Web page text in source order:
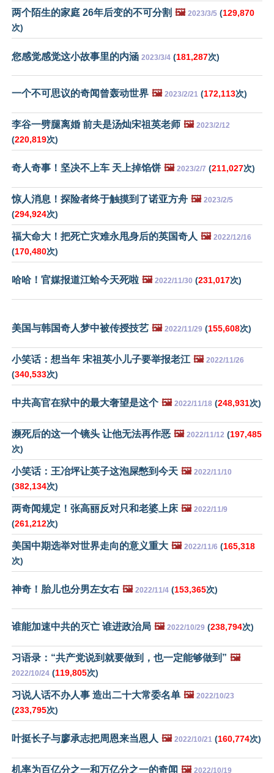
两个陌生的家庭 26年后变的不可分割 🖼️ 2023/3/5 (129,870
次)
您感觉感觉这小故事里的内涵 2023/3/4 (181,287次)
一个不可思议的奇闻曾轰动世界 🖼️ 2023/2/21 (172,113次)
李谷一劈腿离婚 前夫是汤灿宋祖英老师 🖼️ 2023/2/12
(220,819次)
奇人奇事！坚决不上车 天上掉馅饼 🖼️ 2023/2/7 (211,027次)
惊人消息！探险者终于触摸到了诺亚方舟 🖼️ 2023/2/5
(294,924次)
福大命大！把死亡灾难永甩身后的英国奇人 🖼️ 2022/12/16
(170,480次)
哈哈！官媒报道江蛤今天死啦 🖼️ 2022/11/30 (231,017次)
美国与韩国奇人梦中被传授技艺 🖼️ 2022/11/29 (155,608次)
小笑话：想当年 宋祖英小儿子要举报老江 🖼️ 2022/11/26
(340,533次)
中共高官在狱中的最大奢望是这个 🖼️ 2022/11/18 (248,931次)
濒死后的这一个镜头 让他无法再作恶 🖼️ 2022/11/12 (197,485
次)
小笑话：王冶坪让英子这泡屎憋到今天 🖼️ 2022/11/10
(382,134次)
两奇闻规定！张高丽反对只和老婆上床 🖼️ 2022/11/9
(261,212次)
美国中期选举对世界走向的意义重大 🖼️ 2022/11/6 (165,318
次)
神奇！胎儿也分男左女右 🖼️ 2022/11/4 (153,365次)
谁能加速中共的灭亡 谁进政治局 🖼️ 2022/10/29 (238,794次)
习语录：“共产党说到就要做到，也一定能够做到” 🖼️
2022/10/24 (119,805次)
习说人话不办人事 造出二十大常委名单 🖼️ 2022/10/23
(233,795次)
叶挺长子与廖承志把周恩来当恩人 🖼️ 2022/10/21 (160,774次)
机率为百亿分之一和万亿分之一的奇闻 🖼️ 2022/10/19